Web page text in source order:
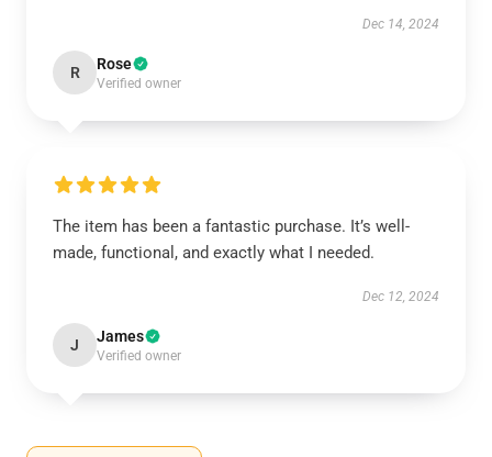
Dec 14, 2024
R Rose
Verified owner
The item has been a fantastic purchase. It’s well-
made, functional, and exactly what I needed.
Dec 12, 2024
J James
Verified owner